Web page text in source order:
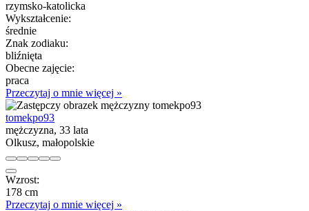
rzymsko-katolicka
Wykształcenie:
średnie
Znak zodiaku:
bliźnięta
Obecne zajęcie:
praca
Przeczytaj o mnie więcej »
tomekpo93
mężczyzna, 33 lata
Olkusz, małopolskie
Wzrost:
178 cm
Przeczytaj o mnie więcej »